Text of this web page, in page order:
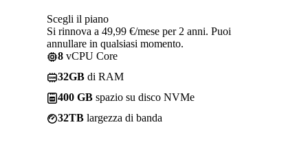
Scegli il piano
Si rinnova a 49,99 €/mese per 2 anni. Puoi
annullare in qualsiasi momento.
8 vCPU Core
32GB di RAM
400 GB spazio su disco NVMe
32TB largezza di banda